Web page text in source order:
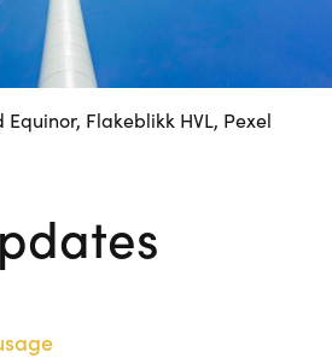
Equinor, Flakeblikk HVL, Pexel